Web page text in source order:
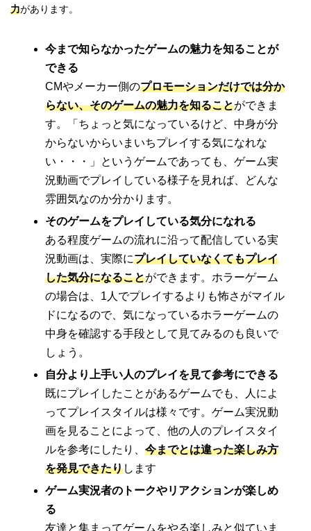
力があります。
今まで知らなかったゲームの魅力を知ることが
できる
CMやメーカー側のプロモーションだけでは分か
らない、そのゲームの魅力を知ることができま
す。「ちょっと気になっているけど、中身が分
からないからいまいちプレイする気になれな
い・・・」というゲームであっても、ゲーム実
況動画でプレイしている様子を見れば、どんな
雰囲気なのか分かります。
そのゲームをプレイしている気分になれる
ある程度ゲームの流れに沿って配信している実
況動画は、実際にプレイしていなくてもプレイ
した気分になることができます。ホラーゲーム
の場合は、1人でプレイするよりも怖さがマイル
ドになるので、気になっているホラーゲームの
中身を確認する手段として見てみるのも良いで
しょう。
自分より上手い人のプレイを見て参考にできる
既にプレイしたことがあるゲームでも、人によ
ってプレイスタイルは様々です。ゲーム実況動
画を見ることによって、他の人のプレイスタイ
ルを参考にしたり、 今までとは違った楽しみ方
を発見できたりします
ゲーム実況者のトークやリアクションが楽しめ
る
友達と集まってゲームをやる楽しみと似ていま